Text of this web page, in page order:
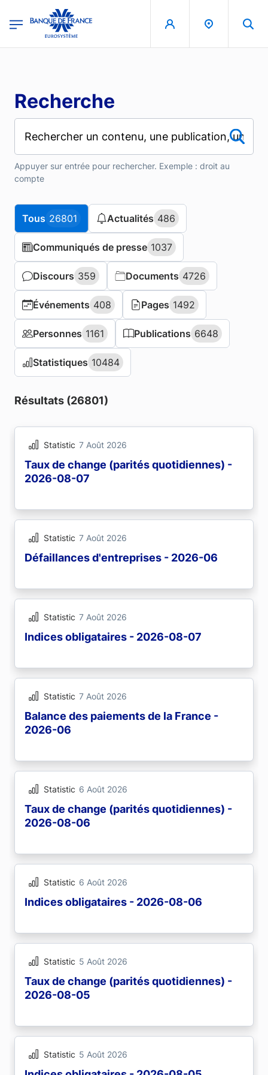
Recherche
Appuyer sur entrée pour rechercher. Exemple : droit au
compte
Tous 26801
Tous 26801 Actualités 486
Actualités 486
Communiqués de presse 1037
Communiqués de presse 1037
Discours 359
Discours 359 Documents 4726
Documents 4726
Événements 408
Événements 408 Pages 1492
Pages 1492
Personnes 1161
Personnes 1161 Publications 6648
Publications 6648
Statistiques 10484
Statistiques 10484
Résultats (26801)
Statistic 7 Août 2026
Taux de change (parités quotidiennes) -
2026-08-07
Statistic 7 Août 2026
Défaillances d'entreprises - 2026-06
Statistic 7 Août 2026
Indices obligataires - 2026-08-07
Statistic 7 Août 2026
Balance des paiements de la France -
2026-06
Statistic 6 Août 2026
Taux de change (parités quotidiennes) -
2026-08-06
Statistic 6 Août 2026
Indices obligataires - 2026-08-06
Statistic 5 Août 2026
Taux de change (parités quotidiennes) -
2026-08-05
Statistic 5 Août 2026